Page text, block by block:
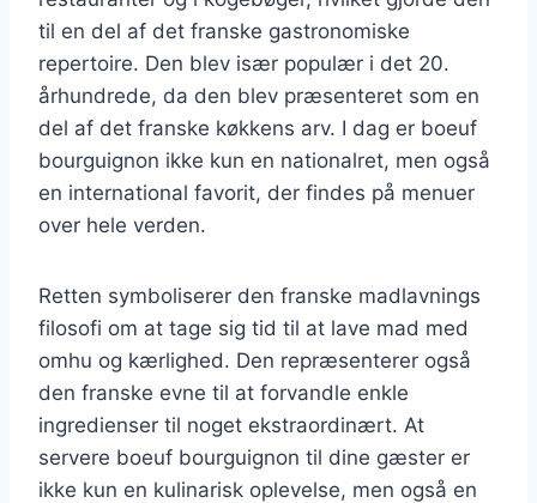
til en del af det franske gastronomiske
repertoire. Den blev især populær i det 20.
århundrede, da den blev præsenteret som en
del af det franske køkkens arv. I dag er boeuf
bourguignon ikke kun en nationalret, men også
en international favorit, der findes på menuer
over hele verden.
Retten symboliserer den franske madlavnings
filosofi om at tage sig tid til at lave mad med
omhu og kærlighed. Den repræsenterer også
den franske evne til at forvandle enkle
ingredienser til noget ekstraordinært. At
servere boeuf bourguignon til dine gæster er
ikke kun en kulinarisk oplevelse, men også en